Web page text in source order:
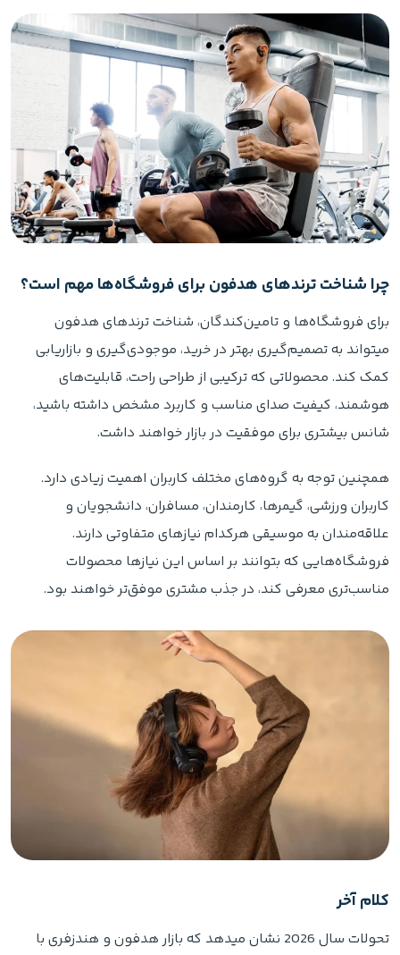
چرا شناخت ترندهای هدفون برای فروشگاه‌ها مهم است؟
برای فروشگاه‌ها و تامین‌کندگان، شناخت ترندهای هدفون
میتواند به تصمیم‌گیری بهتر در خرید، موجودی‌گیری و بازاریابی
کمک کند. محصولاتی که ترکیبی از طراحی راحت، قابلیت‌های
هوشمند، کیفیت صدای مناسب و کاربرد مشخص داشته باشید،
شانس بیشتری برای موفقیت در بازار خواهند داشت.
همچنین توجه به گروه‌های مختلف کاربران اهمیت زیادی دارد.
کاربران ورزشی، گیمرها، کارمندان، مسافران، دانشجویان و
علاقه‌مندان به موسیقی هرکدام نیازهای متفاوتی دارند.
فروشگاه‌هایی که بتوانند بر اساس این نیازها محصولات
مناسب‌تری معرفی کند، در جذب مشتری موفق‌تر خواهند بود.
کلام آخر
تحولات سال 2026 نشان میدهد که بازار هدفون و هندزفری با